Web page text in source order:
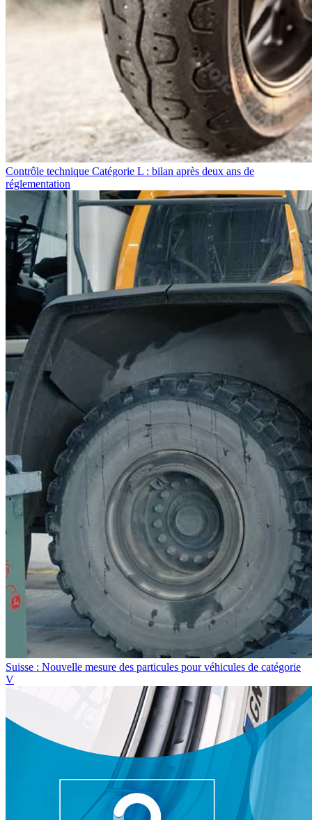
Contrôle technique Catégorie L : bilan après deux ans de
réglementation
Suisse : Nouvelle mesure des particules pour véhicules de catégorie
V